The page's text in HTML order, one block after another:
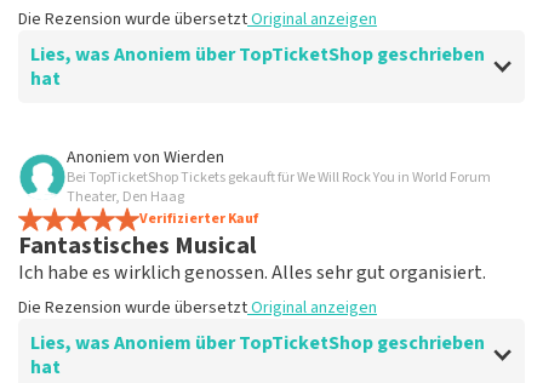
Die Rezension wurde übersetztOriginal anzeigen
Lies, was Anoniem über TopTicketShop geschrieben
hat
Bewertung von Anoniem über
Fein
Gut
Die Rezension wurde übersetzt
Anoniem von Wierden
Bei TopTicketShop Tickets gekauft für We Will Rock You in World Forum
Theater, Den Haag
Verifizierter Kauf
Fantastisches Musical
Ich habe es wirklich genossen. Alles sehr gut organisiert.
Die Rezension wurde übersetztOriginal anzeigen
Lies, was Anoniem über TopTicketShop geschrieben
hat